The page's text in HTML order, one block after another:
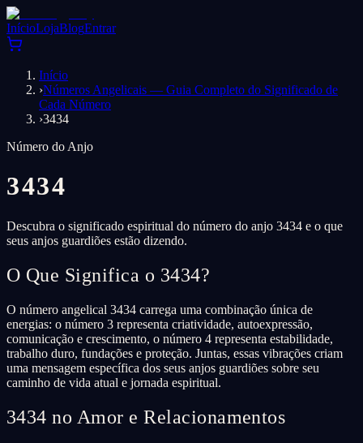
InícioLojaBlogEntrar
Início
›Números Angelicais — Guia Completo do Significado de
Cada Número
›3434
Número do Anjo
3434
Descubra o significado espiritual do número do anjo 3434 e o que
seus anjos guardiões estão dizendo.
O Que Significa o 3434?
O número angelical 3434 carrega uma combinação única de
energias: o número 3 representa criatividade, autoexpressão,
comunicação e crescimento, o número 4 representa estabilidade,
trabalho duro, fundações e proteção. Juntas, essas vibrações criam
uma mensagem específica dos seus anjos guardiões sobre seu
caminho de vida atual e jornada espiritual.
3434 no Amor e Relacionamentos